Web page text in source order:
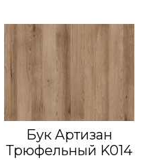
Бук Артизан
Трюфельный K014